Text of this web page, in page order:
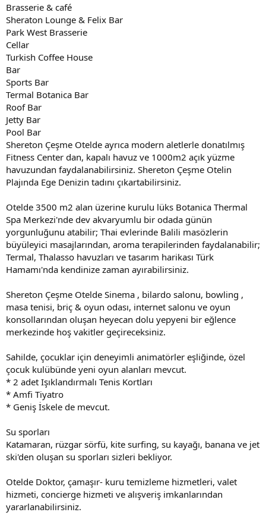
Brasserie & café
Sheraton Lounge & Felix Bar
Park West Brasserie
Cellar
Turkish Coffee House
Bar
Sports Bar
Termal Botanica Bar
Roof Bar
Jetty Bar
Pool Bar
Shereton Çeşme Otelde ayrıca modern aletlerle donatılmış
Fitness Center dan, kapalı havuz ve 1000m2 açık yüzme
havuzundan faydalanabilirsiniz. Shereton Çeşme Otelin
Plajında Ege Denizin tadını çıkartabilirsiniz.
Otelde 3500 m2 alan üzerine kurulu lüks Botanica Thermal
Spa Merkezi'nde dev akvaryumlu bir odada günün
yorgunluğunu atabilir; Thai evlerinde Balili masözlerin
büyüleyici masajlarından, aroma terapilerinden faydalanabilir;
Termal, Thalasso havuzları ve tasarım harikası Türk
Hamamı'nda kendinize zaman ayırabilirsiniz.
Shereton Çeşme Otelde Sinema , bilardo salonu, bowling ,
masa tenisi, briç & oyun odası, internet salonu ve oyun
konsollarından oluşan heyecan dolu yepyeni bir eğlence
merkezinde hoş vakitler geçireceksiniz.
Sahilde, çocuklar için deneyimli animatörler eşliğinde, özel
çocuk kulübünde yeni oyun alanları mevcut.
* 2 adet Işıklandırmalı Tenis Kortları
* Amfi Tiyatro
* Geniş İskele de mevcut.
Su sporları
Katamaran, rüzgar sörfü, kite surfing, su kayağı, banana ve jet
ski'den oluşan su sporları sizleri bekliyor.
Otelde Doktor, çamaşır- kuru temizleme hizmetleri, valet
hizmeti, concierge hizmeti ve alışveriş imkanlarından
yararlanabilirsiniz.